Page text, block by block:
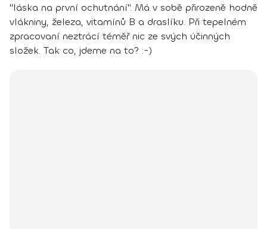
"láska na první ochutnání". Má v sobě přirozeně hodně
vlákniny, železa, vitamínů B a draslíku. Při tepelném
zpracovaní neztrácí téměř nic ze svých účinných
složek. Tak co, jdeme na to? :-)